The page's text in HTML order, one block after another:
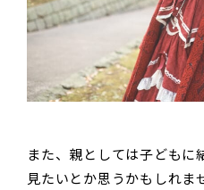
また、親としては子どもに
見たいとか思うかもしれま